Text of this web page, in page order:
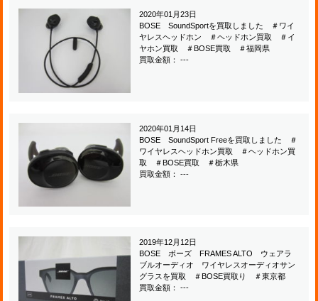
2020年01月23日
BOSE SoundSportを買取しました ＃ワイ
ヤレスヘッドホン ＃ヘッドホン買取 ＃イ
ヤホン買取 ＃BOSE買取 ＃福岡県
買取金額： ---
2020年01月14日
BOSE SoundSport Freeを買取しました ＃
ワイヤレスヘッドホン買取 ＃ヘッドホン買
取 ＃BOSE買取 ＃栃木県
買取金額： ---
2019年12月12日
BOSE ボーズ FRAMES ALTO ウェアラ
ブルオーディオ ワイヤレスオーディオサン
グラスを買取 ＃BOSE買取り ＃東京都
買取金額： ---